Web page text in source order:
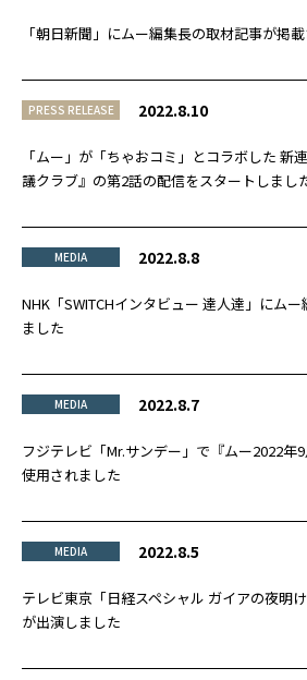
「朝日新聞」にムー編集長の取材記事が掲
PRESS RELEASE 2022.8.10
「ムー」が「ちゃおコミ」とコラボした 新
議クラブ』の第2話の配信をスタートしまし
MEDIA 2022.8.8
NHK「SWITCHインタビュー 達人達」にム
ました
MEDIA 2022.8.7
フジテレビ「Mr.サンデー」で『ムー2022年
使用されました
MEDIA 2022.8.5
テレビ東京「日経スペシャル ガイアの夜明
が出演しました